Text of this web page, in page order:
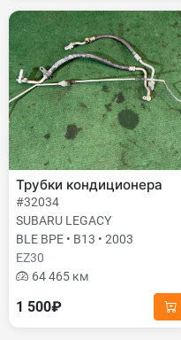
Трубки кондиционера
#32034
SUBARU LEGACY
BLE BPE • B13 • 2003
EZ30
64 465 км
1 500₽